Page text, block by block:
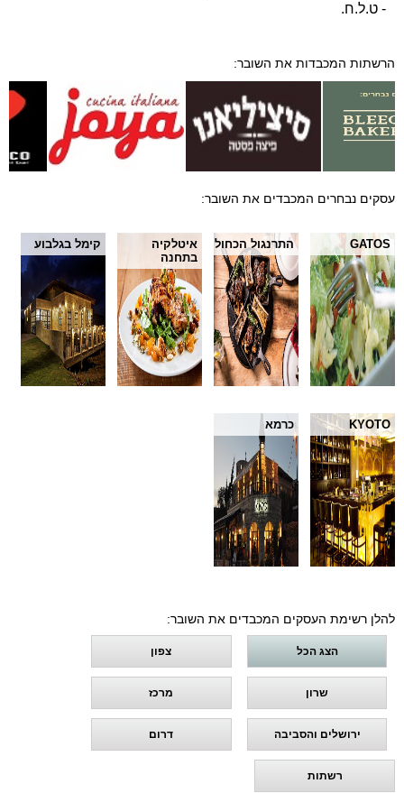
- ט.ל.ח.
הרשתות המכבדות את השובר:
עסקים נבחרים המכבדים את השובר:
GATOS התרנגול הכחול
איטלקיה
בתחנה
קימל בגלבוע
KYOTO כרמא
להלן רשימת העסקים המכבדים את השובר:
הצג הכל צפון
שרון מרכז
ירושלים והסביבה דרום
רשתות